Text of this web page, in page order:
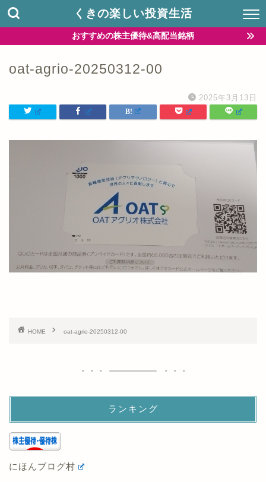
くきの楽しい投資生活
おすすめの株主優待&高配当銘柄
oat-agrio-20250312-00
2025年3月13日
HOME oat-agrio-20250312-00
ランキング
にほんブログ村